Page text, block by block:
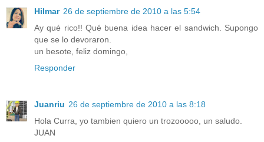
Hilmar 26 de septiembre de 2010 a las 5:54
Ay qué rico!! Qué buena idea hacer el sandwich. Supongo
que se lo devoraron.
un besote, feliz domingo,
Responder
Juanriu 26 de septiembre de 2010 a las 8:18
Hola Curra, yo tambien quiero un trozooooo, un saludo.
JUAN